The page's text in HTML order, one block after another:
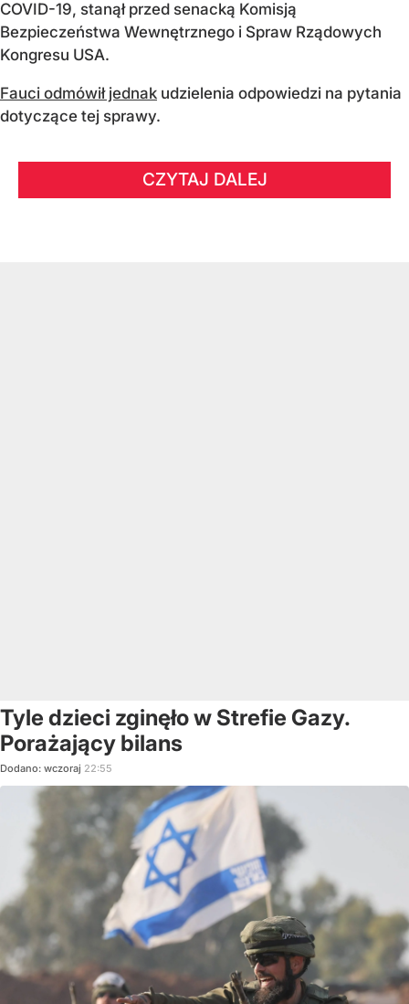
COVID-19, stanął przed senacką Komisją
Bezpieczeństwa Wewnętrznego i Spraw Rządowych
Kongresu USA.
Fauci odmówił jednak udzielenia odpowiedzi na pytania
dotyczące tej sprawy.
CZYTAJ DALEJ
Tyle dzieci zginęło w Strefie Gazy.
Porażający bilans
Dodano: wczoraj 22:55